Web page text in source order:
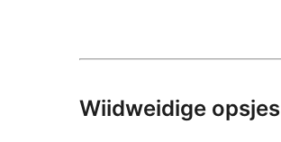
Wiidweidige opsjes